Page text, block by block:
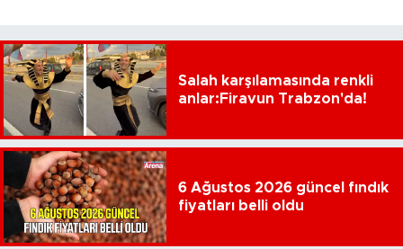
Salah karşılamasında renkli
anlar:Firavun Trabzon'da!
6 Ağustos 2026 güncel fındık
fiyatları belli oldu